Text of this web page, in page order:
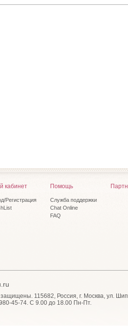
кабинет
Регистрация
Помощь
Служба поддержки
Chat Online
FAQ
115682, Россия, г. Москва, ул.
45-74. С 9.00 до 18.00 Пн-Пт.